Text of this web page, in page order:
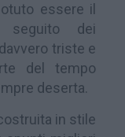
essere il
dei
triste e
del tempo
deserta.
in stile